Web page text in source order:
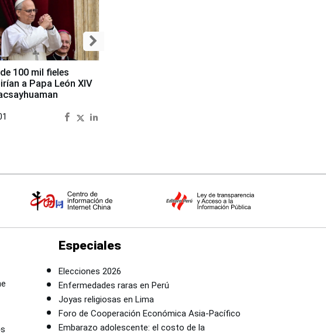
100 mil fieles
a Papa León XIV
Especiales
Elecciones 2026
Enfermedades raras en Perú
Joyas religiosas en Lima
Foro de Cooperación Económica Asia-Pacífico
Embarazo adolescente: el costo de la